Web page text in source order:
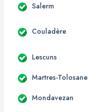
Salerm
Couladère
Lescuns
Martres-Tolosane
Mondavezan